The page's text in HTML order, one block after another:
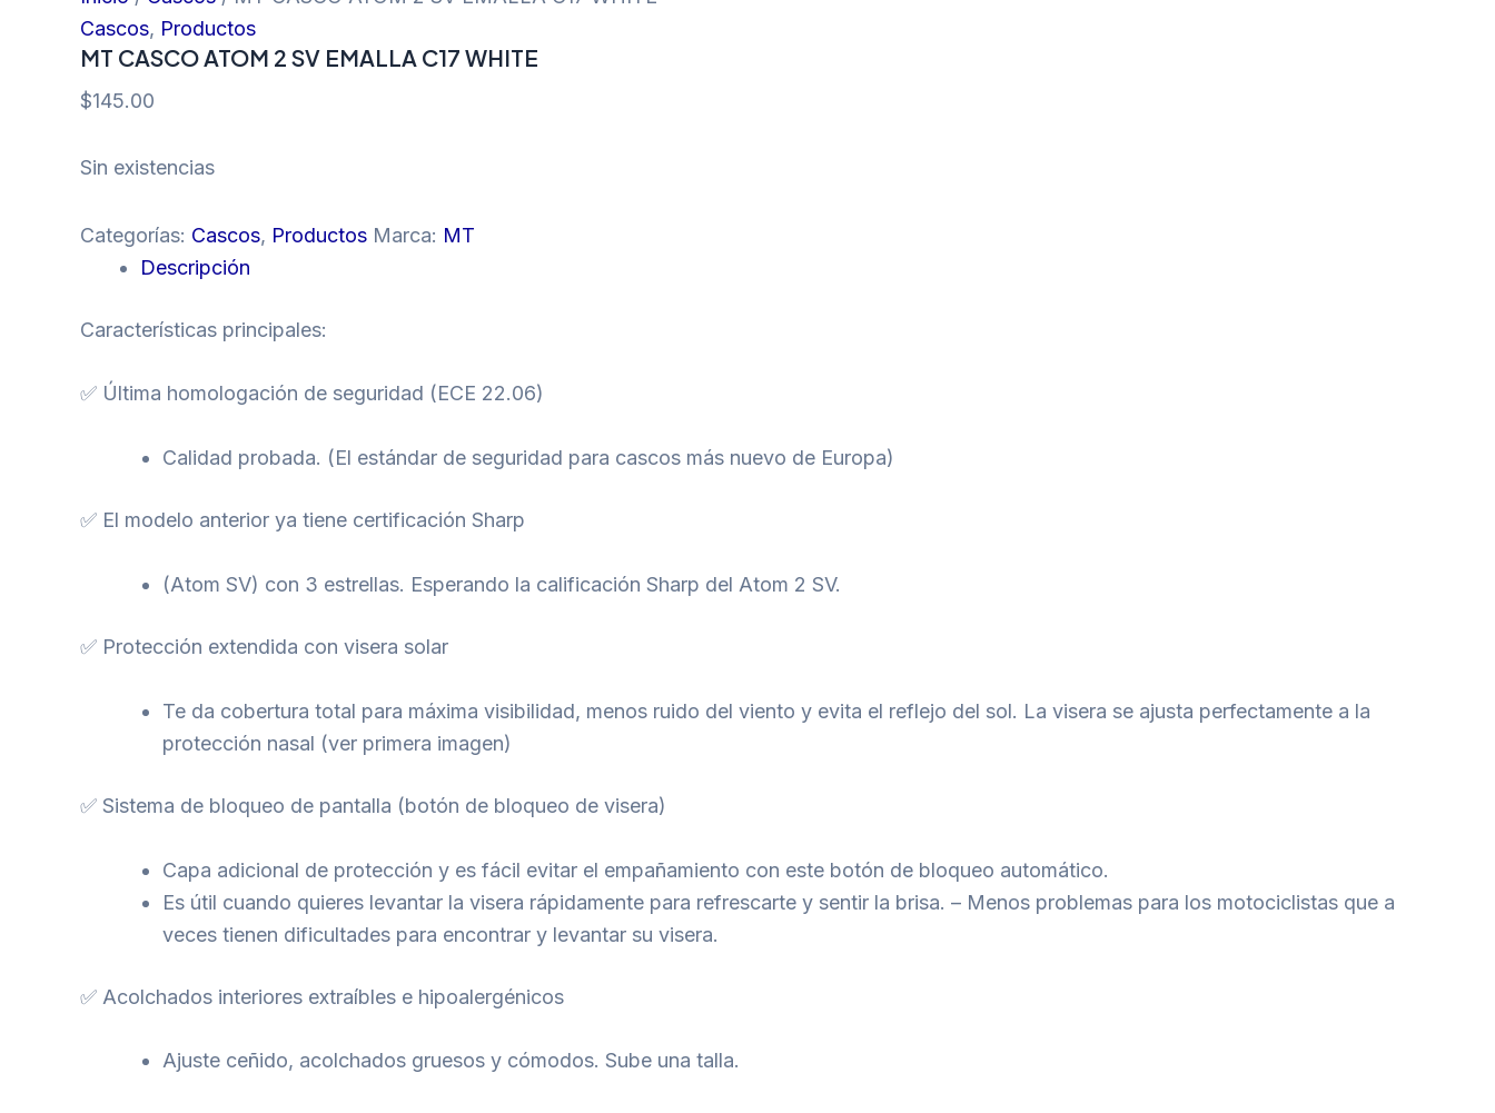
Cascos, Productos
MT CASCO ATOM 2 SV EMALLA C17 WHITE
$145.00
Sin existencias
Categorías: Cascos, Productos Marca: MT
Descripción
Características principales:
✅ Última homologación de seguridad (ECE 22.06)
Calidad probada. (El estándar de seguridad para cascos más nuevo de Europa)
✅ El modelo anterior ya tiene certificación Sharp
(Atom SV) con 3 estrellas. Esperando la calificación Sharp del Atom 2 SV.
✅ Protección extendida con visera solar
Te da cobertura total para máxima visibilidad, menos ruido del viento y evita el reflejo del sol. La visera se ajusta perfectamente a la
protección nasal (ver primera imagen)
✅ Sistema de bloqueo de pantalla (botón de bloqueo de visera)
Capa adicional de protección y es fácil evitar el empañamiento con este botón de bloqueo automático.
Es útil cuando quieres levantar la visera rápidamente para refrescarte y sentir la brisa. – Menos problemas para los motociclistas que a
veces tienen dificultades para encontrar y levantar su visera.
✅ Acolchados interiores extraíbles e hipoalergénicos
Ajuste ceñido, acolchados gruesos y cómodos. Sube una talla.